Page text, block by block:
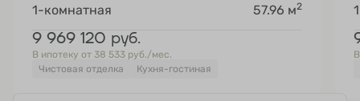
1-комнатная 57.96 м2
9 969 120 руб.
В ипотеку от 38 533 руб./мес.
Чистовая отделка
Кухня-гостиная